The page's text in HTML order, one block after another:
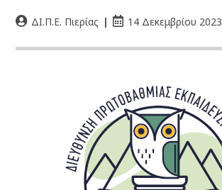
ΔΙ.Π.Ε. Πιερίας 14 Δεκεμβρίου 2023